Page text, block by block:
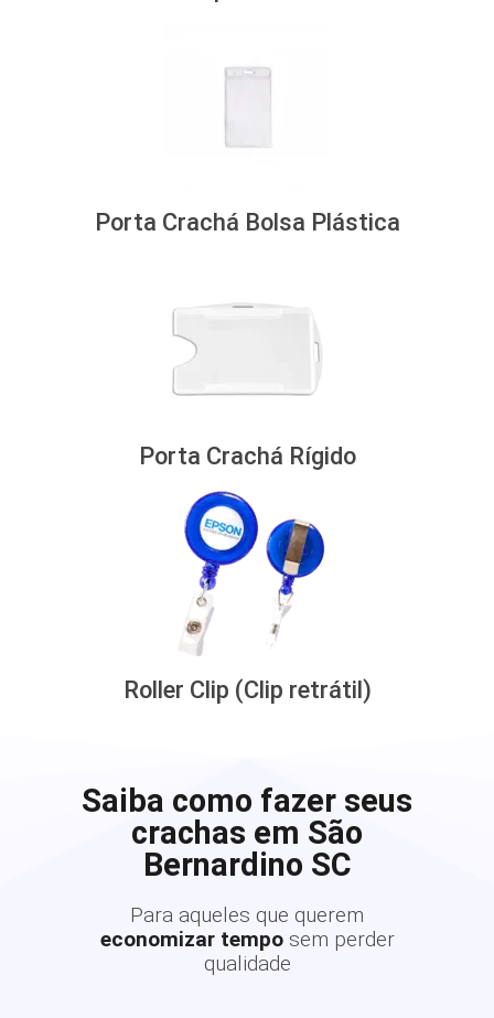
Porta Crachá Bolsa Plástica
Porta Crachá Rígido
Roller Clip (Clip retrátil)
Saiba como fazer seus
crachas em São
Bernardino SC
Para aqueles que querem
economizar tempo sem perder
qualidade